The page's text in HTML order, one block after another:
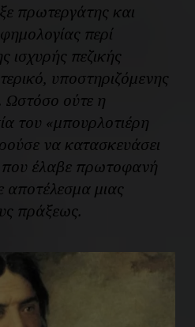
πρωτεργάτης και
περί
ισχυρής πεζικής
υποστηριζόμενης
Ωστόσο ούτε η
του «μπουρλοτιέρη
να κατασκευάσει
που έλαβε πρωτοφανή
αποτέλεσμα μιας
πράξεως.